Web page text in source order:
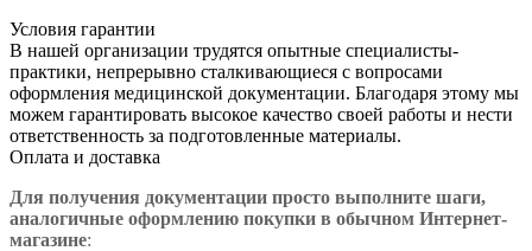
Условия гарантии
В нашей организации трудятся опытные специалисты-
практики, непрерывно сталкивающиеся с вопросами
оформления медицинской документации. Благодаря этому мы
можем гарантировать высокое качество своей работы и нести
ответственность за подготовленные материалы.
Оплата и доставка
Для получения документации просто выполните шаги,
аналогичные оформлению покупки в обычном Интернет-
магазине: